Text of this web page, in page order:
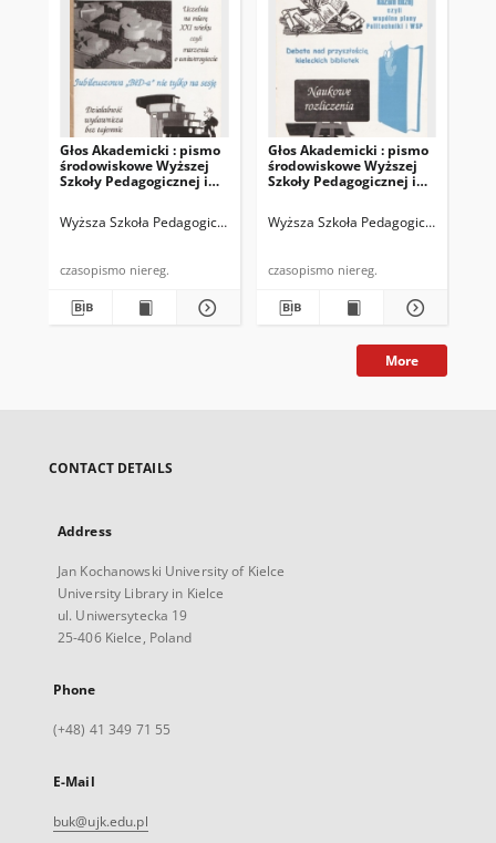
Głos Akademicki : pismo
środowiskowe Wyższej
Szkoły Pedagogicznej im.
Kielcach. 2000, nr 23 :
kwiecień-maj 2000
Wyższa Szkoła Pedagogiczna im. Jana Kochanowskiego (Kielce)
czasopismo niereg.
Głos Akademicki : pismo
środowiskowe Wyższej
Szkoły Pedagogicznej im.
Kielcach. 2000, nr 24 :
czerwiec-lipiec 2000
Wyższa Szkoła Pedagogiczna im.
czasopismo niereg.
More
CONTACT DETAILS
Address
Jan Kochanowski University of Kielce
University Library in Kielce
ul. Uniwersytecka 19
25-406 Kielce, Poland
Phone
(+48) 41 349 71 55
E-Mail
buk@ujk.edu.pl